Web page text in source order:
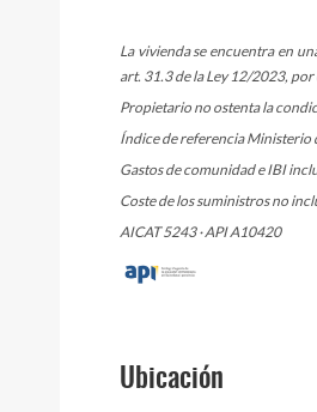
La vivienda se encuentra en
art. 31.3 de la Ley 12/2023,
Propietario no ostenta la
Índice de referencia Ministerio
Gastos de comunidad e IBI
Coste de los suministros no
AICAT 5243 · API A10420
Ubicación